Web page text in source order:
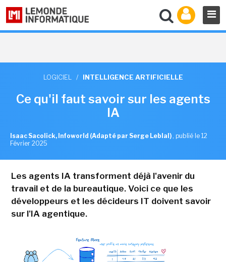
LOGICIEL / INTELLIGENCE ARTIFICIELLE
Ce qu'il faut savoir sur les agents
IA
Isaac Sacolick, Infoworld (Adapté par Serge Leblal) , publié le 12
Février 2025
Les agents IA transforment déjà l'avenir du
travail et de la bureautique. Voici ce que les
développeurs et les décideurs IT doivent savoir
sur l'IA agentique.